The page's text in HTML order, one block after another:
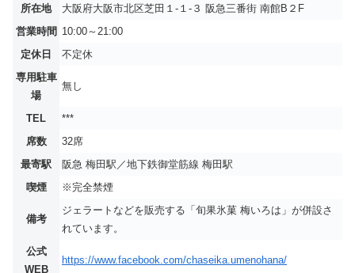
所在地
大阪府大阪市北区芝田１-１-３ 阪急三番街 南館B２F
営業時間 10:00～21:00
定休日
不定休
専用駐車
場
無し
TEL
***
席数
32席
最寄駅
阪急 梅田駅／地下鉄御堂筋線 梅田駅
喫煙
※完全禁煙
備考
ジェラートなどを販売する「旬果氷菓 梅いろは」が併設さ
れています。
公式
WEB
https://www.facebook.com/chaseika.umenohana/